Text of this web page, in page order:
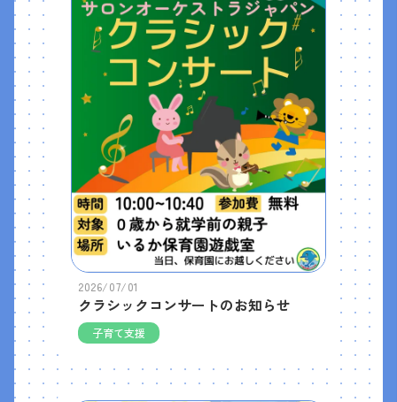
2026/07/01
クラシックコンサートのお知らせ
子育て支援